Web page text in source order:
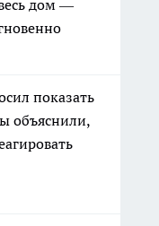
дом —
показать
объяснили,